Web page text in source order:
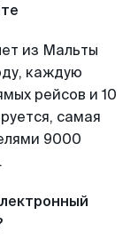
из Мальты
каждую
рейсов и 10
самая
9000